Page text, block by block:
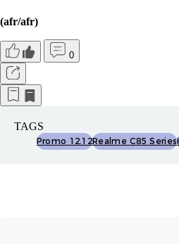
(afr/afr)
0
TAGS
Promo 12.12Realme C85 Series